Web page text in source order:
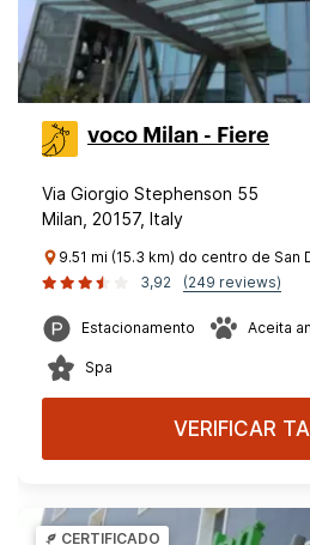
voco Milan - Fiere
Via Giorgio Stephenson 55
Milan, 20157, Italy
9.51 mi (15.3 km) do centro de San
3,92
(249 reviews)
Estacionamento Aceita
Spa
VERIFICAR
CERTIFICADO